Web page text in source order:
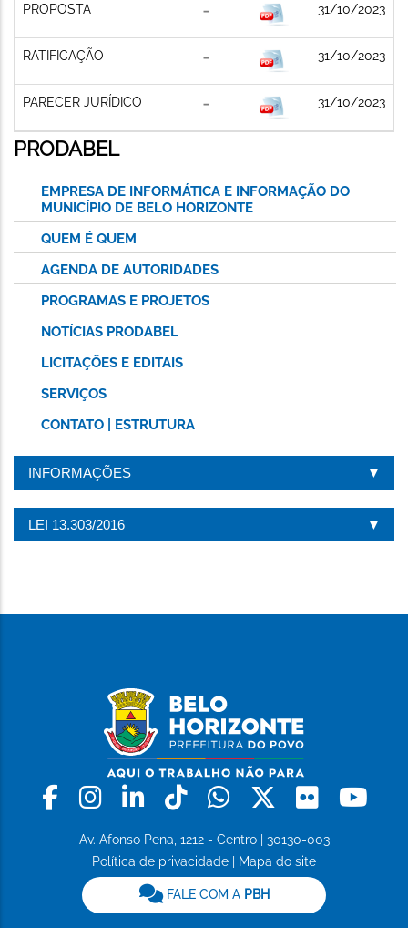
PROPOSTA 31/10/2023
RATIFICAÇÃO 31/10/2023
PARECER JURÍDICO 31/10/2023
PRODABEL
EMPRESA DE INFORMÁTICA E INFORMAÇÃO DO
MUNICÍPIO DE BELO HORIZONTE
QUEM É QUEM
AGENDA DE AUTORIDADES
PROGRAMAS E PROJETOS
NOTÍCIAS PRODABEL
LICITAÇÕES E EDITAIS
SERVIÇOS
CONTATO | ESTRUTURA
INFORMAÇÕES
LEI 13.303/2016
Facebook
Instagram
LinkedinTiktokWhatsapp
X Flickr
Av. Afonso Pena, 1212 - Centro | 30130-003
Política de privacidade
Mapa do site
FALE COM A PBH